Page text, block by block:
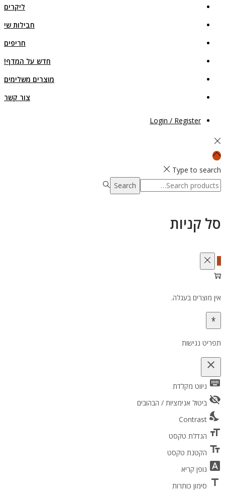
ליקרים
חבילות שי
חריפים
חדש על המדף!
מוצרים משלימים
צור קשר
Login / Register
Type to search
Search
Search
סל קניות
0
אין מוצרים בעגלה.
תפריט נגישות
close
פתיחה וסגירה של תפריט הנגישותkeyboard ניווט מקלדת
visibility_off ביטול אנימציות / הבהובים
nights_stay
Contrast
format_size הגדלת טקסט
text_fields הקטנת טקסט
font_download גופן קריא
title סימון כותרות